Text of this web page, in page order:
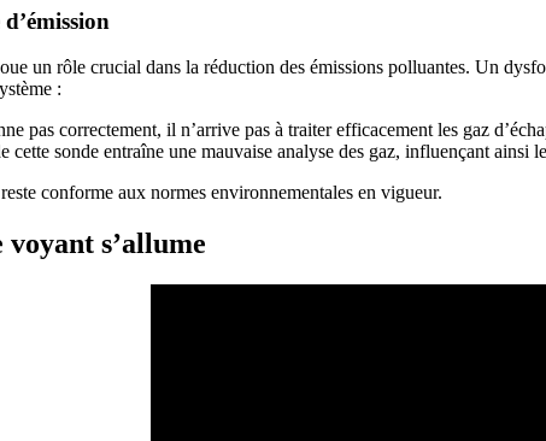
un rôle crucial dans la réduction des émissions polluantes. Un
:
pas correctement, il n’arrive pas à traiter efficacement les gaz
cette sonde entraîne une mauvaise analyse des gaz, influençant
conforme aux normes environnementales en vigueur.
s’allume